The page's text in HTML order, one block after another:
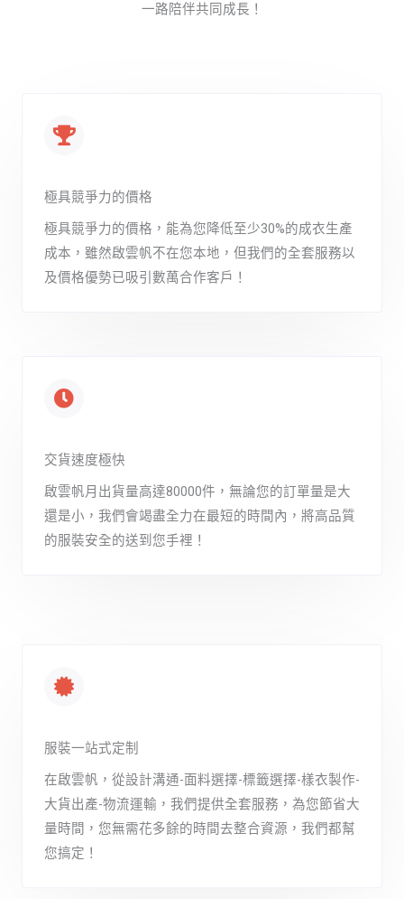
一路陪伴共同成長！
極具競爭力的價格
極具競爭力的價格，能為您降低至少30%的成衣生產
成本，雖然啟雲帆不在您本地，但我們的全套服務以
及價格優勢已吸引數萬合作客戶！
交貨速度極快
啟雲帆月出貨量高達80000件，無論您的訂單量是大
還是小，我們會竭盡全力在最短的時間內，將高品質
的服裝安全的送到您手裡！
服裝一站式定制
在啟雲帆，從設計溝通-面料選擇-標籤選擇-樣衣製作-
大貨出產-物流運輸，我們提供全套服務，為您節省大
量時間，您無需花多餘的時間去整合資源，我們都幫
您搞定！